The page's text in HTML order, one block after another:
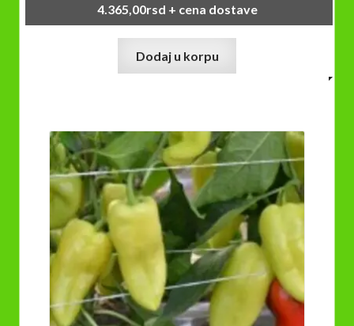
4.365,00rsd + cena dostave
Dodaj u korpu